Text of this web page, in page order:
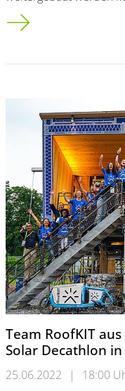
Solar Decathlon in
Team RoofKIT
Solar Decathlon
25.06.2022 |
18:00